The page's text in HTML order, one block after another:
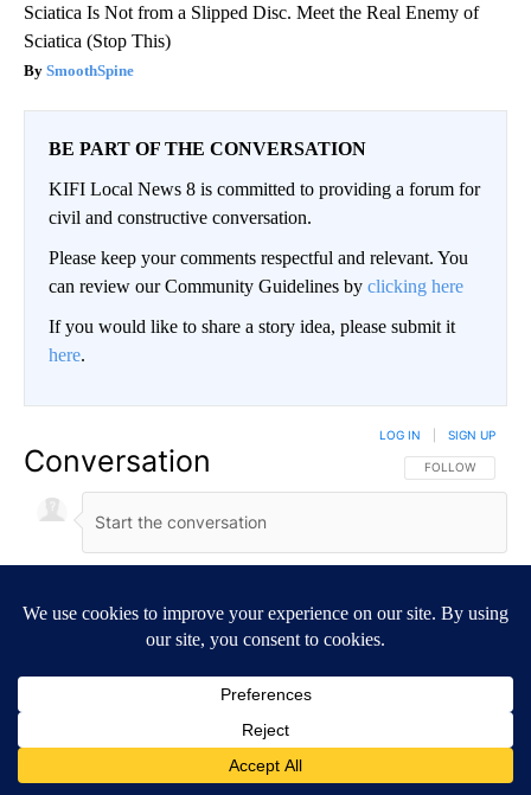
Sciatica Is Not from a Slipped Disc. Meet the Real Enemy of
Sciatica (Stop This)
SmoothSpine
BE PART OF THE CONVERSATION
KIFI Local News 8 is committed to providing a forum for
civil and constructive conversation.
Please keep your comments respectful and relevant. You
can review our Community Guidelines by clicking here
If you would like to share a story idea, please submit it
here.
Conversation FOLLOW THIS
FOLLOW
LOG IN SIGN UP
ALL COMMENTS NEWEST
All Comments
ADVERTISEMENT